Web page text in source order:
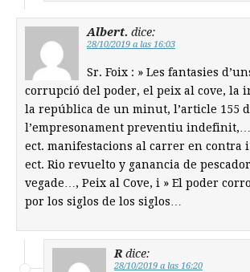
Albert. dice:
28/10/2019 a las 16:03
Sr. Foix : » Les fantasies
corrupció del poder, el peix al cove, la
la república de un minut, l’article 155
l’empresonament preventiu
ect. manifestacions al carrer en contra
ect. Rio revuelto y ganancia de
vegade…, Peix al Cove, i » El poder
por los siglos de los siglos…
R dice:
28/10/2019 a las 16:20